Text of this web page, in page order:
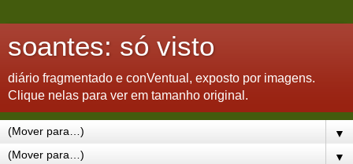
soantes: só visto
diário fragmentado e conVentual, exposto por imagens.
Clique nelas para ver em tamanho original.
▼
▼